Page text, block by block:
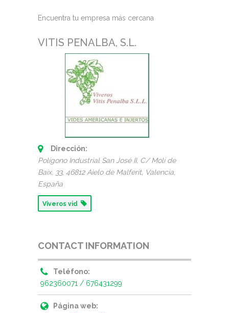
Encuentra tu empresa más cercana
VITIS PENALBA, S.L.
Dirección:
Polígono Industrial San José II, C/ Molí de
Baix, 33, 46812 Aielo de Malferit, Valencia,
España
Viveros vid
CONTACT INFORMATION
Teléfono:
962360071 / 676431299
Página web: